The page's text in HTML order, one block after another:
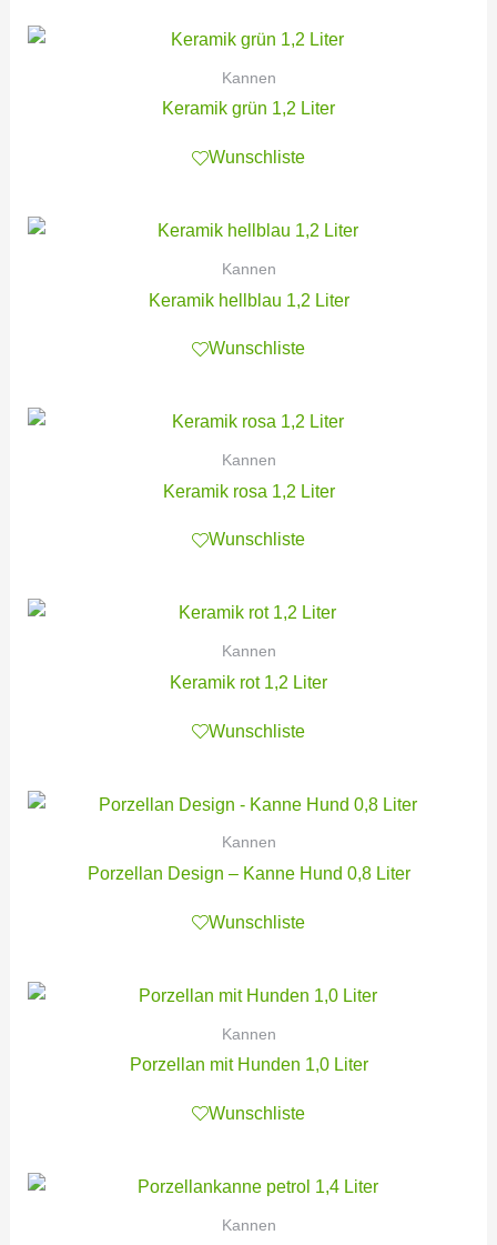
Kannen
Keramik grün 1,2 Liter
Wunschliste
Kannen
Keramik hellblau 1,2 Liter
Wunschliste
Kannen
Keramik rosa 1,2 Liter
Wunschliste
Kannen
Keramik rot 1,2 Liter
Wunschliste
Kannen
Porzellan Design – Kanne Hund 0,8 Liter
Wunschliste
Kannen
Porzellan mit Hunden 1,0 Liter
Wunschliste
Kannen